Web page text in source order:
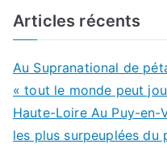
Articles récents
Au Supranational de
« tout le monde peut
Haute-Loire Au Puy-en-
les plus surpeuplées du